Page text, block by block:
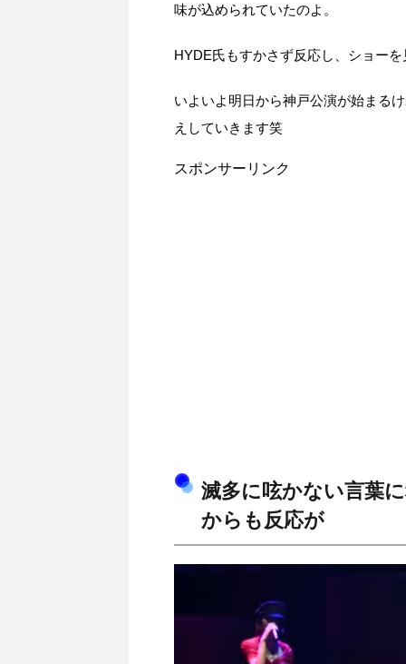
味が込められていたのよ。
HYDE氏もすかさず反応し、ショー
いよいよ明日から神戸公演が始まる
えしていきます笑
スポンサーリンク
滅多に呟かない言葉
からも反応が